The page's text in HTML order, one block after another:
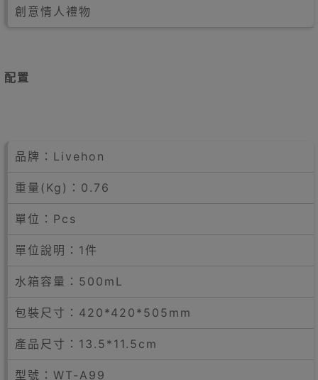
創意情人禮物
配置
品牌：Livehon
重量(Kg)：0.76
單位：Pcs
單位說明：1件
水箱容量：500mL
包裝尺寸：420*420*505mm
產品尺寸：13.5*11.5cm
型號：WT-A99